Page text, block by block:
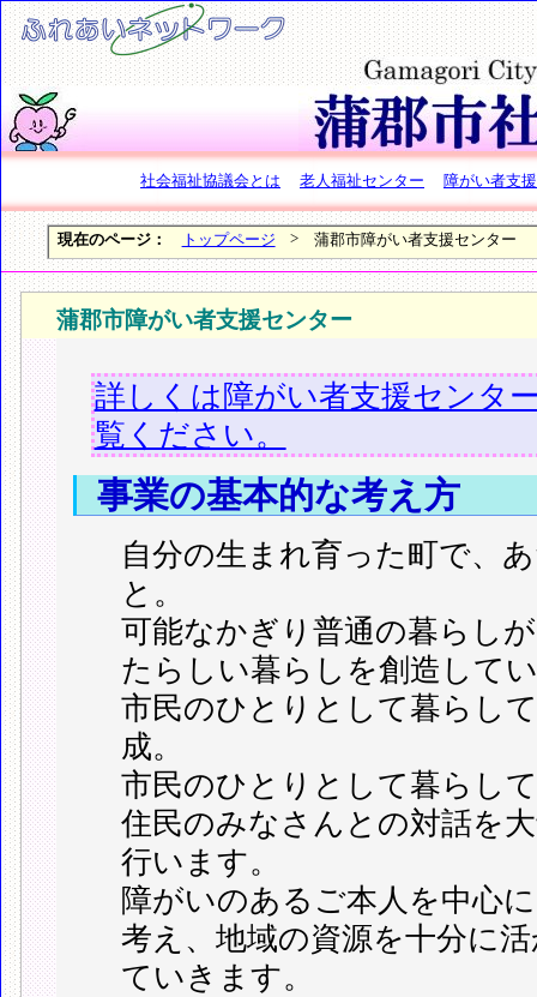
社会福祉協議会とは 老人福祉センター 障がい者支
現在のページ： トップページ > 蒲郡市障がい者支援センター
蒲郡市障がい者支援センター
詳しくは障がい者支援センタ
覧ください。
事業の基本的な考え方
自分の生まれ育った町で、
と。
可能なかぎり普通の暮らし
たらしい暮らしを創造して
市民のひとりとして暮らし
成。
市民のひとりとして暮らし
住民のみなさんとの対話を
行います。
障がいのあるご本人を中心
考え、地域の資源を十分に
ていきます。